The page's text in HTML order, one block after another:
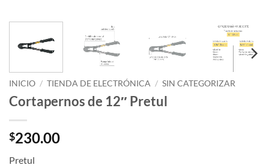
INICIO / TIENDA DE ELECTRÓNICA / SIN CATEGORIZAR
Cortapernos de 12″ Pretul
$230.00
Pretul